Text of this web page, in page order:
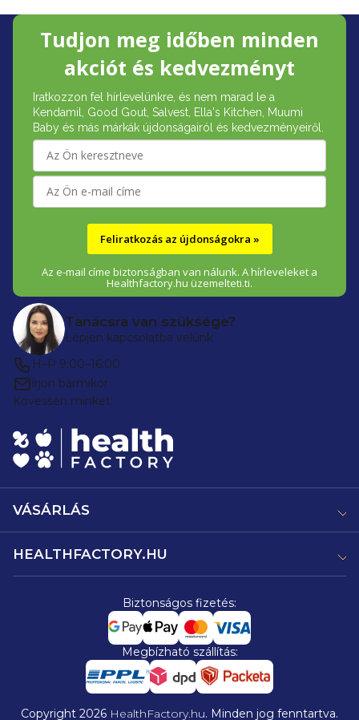
Tudjon meg időben minden
akciót és kedvezményt
Iratkozzon fel hírlevelünkre, és nem marad le a
Kendamil, Good Gout, Salvest, Ella's Kitchen, Muumi
Baby és más márkák újdonságairól és kedvezményeiről.
Feliratkozás az újdonságokra »
Az e-mail címe biztonságban van nálunk. A hírleveleket a
Healthfactory.hu üzemelteti.ti.
Tanácsra van szüksége?
Lépjen kapcsolatba velünk
H–P 9:00–16:00
írjon bármikor
Kövessen minket:
VÁSÁRLÁS
HEALTHFACTORY.HU
Biztonságos fizetés:
Megbízható szállítás:
Copyright 2026 HealthFactory.hu. Minden jog fenntartva.